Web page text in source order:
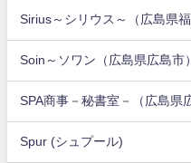
Sirius～シリウス～（広島県福
Soin～ソワン（広島県広島市）
SPA商事－秘書室－（広島県
Spur (シュプール)